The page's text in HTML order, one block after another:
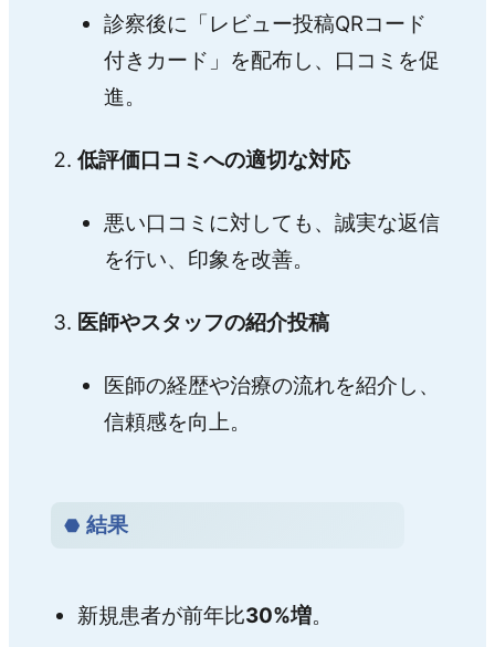
診察後に「レビュー投稿QRコード
付きカード」を配布し、口コミを促
進。
低評価口コミへの適切な対応
悪い口コミに対しても、誠実な返信
を行い、印象を改善。
医師やスタッフの紹介投稿
医師の経歴や治療の流れを紹介し、
信頼感を向上。
結果
新規患者が前年比30%増。